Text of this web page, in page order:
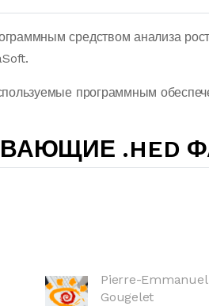
средством анализа
программным
.HED
Pierre-Emmanuel
Gougelet